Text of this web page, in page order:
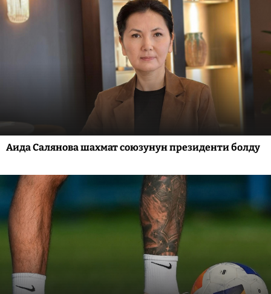
Аида Салянова шахмат союзунун президенти болду